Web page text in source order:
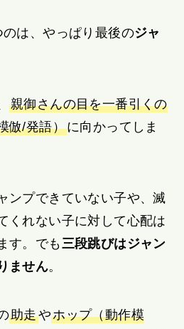
は、やっぱり最後のジャ
親御さんの目を一番引くの
倣/発語）に向かってしま
ンプできていない子や、滅
くれない子に対して心配は
す。でも三段跳びはジャン
ません。
助走やホップ（動作模